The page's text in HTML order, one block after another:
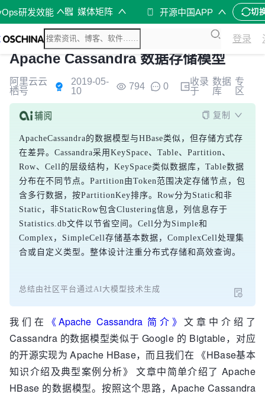
研发效能 媒体矩阵 开源中国APP 切
登录
Apache Cassandra 数据存储模型
阿里云云
栖号
2019-05-
10
794 0
收录
于
数据
库
专
区
复制
ApacheCassandra的数据模型与HBase类似，但存储方式存
在差异。Cassandra采用KeySpace、Table、Partition、
Row、Cell的层级结构，KeySpace类似数据库，Table数据
分布在不同节点。Partition由Token范围决定存储节点，包
含多行数据，按PartitionKey排序。Row分为Static和非
Static，非StaticRow包含Clustering信息，列信息存于
Statistics.db文件以节省空间。Cell分为Simple和
Complex，SimpleCell存储基本数据，ComplexCell处理集
合或自定义类型。整体设计注重分布式存储和高效查询。
总结由社区平台通过AI大模型技术生成
我们在 《Apache Cassandra 简介》文章中介绍了
Cassandra 的数据模型类似于 Google 的 Bigtable，对应
的开源实现为 Apache HBase，而且我们在 《HBase基本
知识介绍及典型案例分析》 文章中简单介绍了 Apache
HBase 的数据模型。按照这个思路，Apache Cassandra